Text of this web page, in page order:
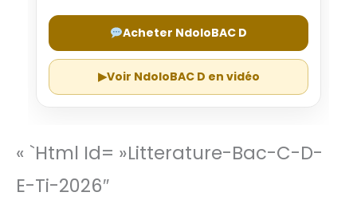
Acheter NdoloBAC D
▶Voir NdoloBAC D en vidéo
« `html Id= »litterature-Bac-C-D-
E-Ti-2026″